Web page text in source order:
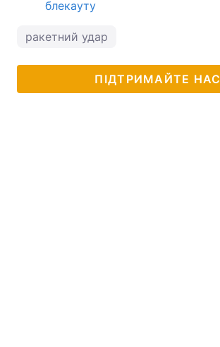
блекауту
ракетний удар
ПІДТРИМАЙТЕ НАС